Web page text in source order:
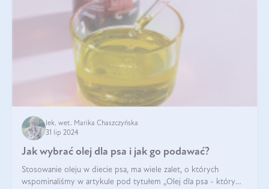
lek. wet. Marika Chaszczyńska
31 lip 2024
Jak wybrać olej dla psa i jak go podawać?
Stosowanie oleju w diecie psa, ma wiele zalet, o których
wspominaliśmy w artykule pod tytułem „Olej dla psa - który